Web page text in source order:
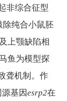
非综合征型
除纯合小鼠胚
上颚缺陷相
鱼为模型探
聋机制。作
源基因esrp2在